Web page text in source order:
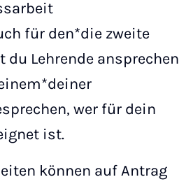
für den*die zweite
du Lehrende ansprechen
wer für dein
ist.
können auf Antrag